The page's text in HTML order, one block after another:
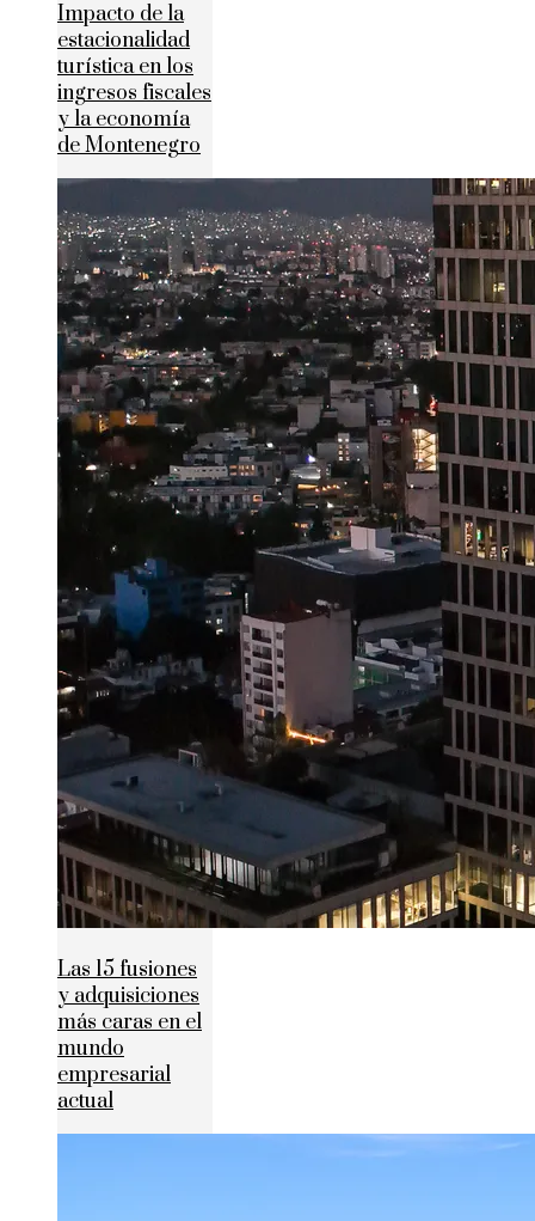
Impacto de la
estacionalidad
turística en los
ingresos fiscales
y la economía
de Montenegro
Las 15 fusiones
y adquisiciones
más caras en el
mundo
empresarial
actual